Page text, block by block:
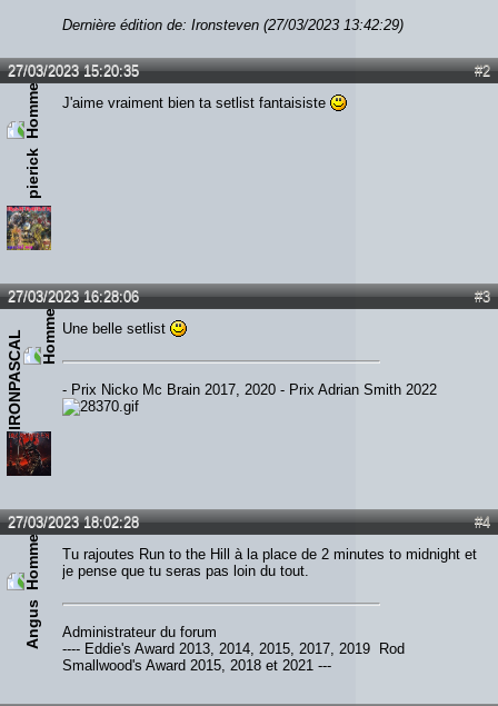
Dernière édition de: Ironsteven (27/03/2023 13:42:29)
#2
27/03/2023 15:20:35
pierick
J'aime vraiment bien ta setlist fantaisiste
#3
27/03/2023 16:28:06
IRONPASCAL
Une belle setlist
- Prix Nicko Mc Brain 2017, 2020 - Prix Adrian Smith 2022
#4
27/03/2023 18:02:28
Angus
Tu rajoutes Run to the Hill à la place de 2 minutes to midnight et
je pense que tu seras pas loin du tout.
Administrateur du forum
---- Eddie's Award 2013, 2014, 2015, 2017, 2019 Rod
Smallwood's Award 2015, 2018 et 2021 ---